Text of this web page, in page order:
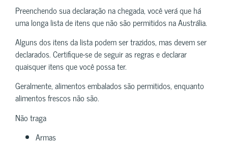
Preenchendo sua declaração na chegada, você verá que há
uma longa lista de itens que não são permitidos na Austrália.
Alguns dos itens da lista podem ser trazidos, mas devem ser
declarados. Certifique-se de seguir as regras e declarar
quaisquer itens que você possa ter.
Geralmente, alimentos embalados são permitidos, enquanto
alimentos frescos não são.
Não traga
Armas